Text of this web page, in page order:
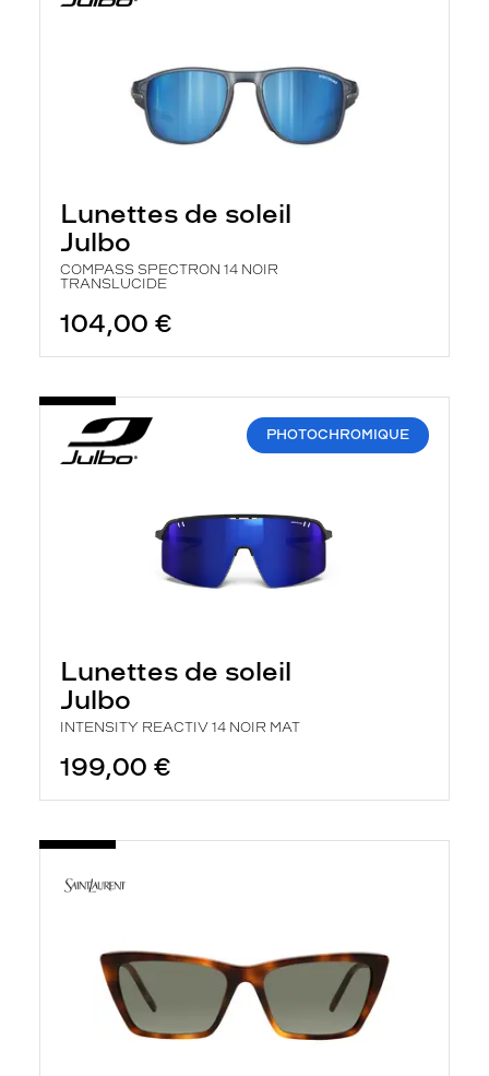
Lunettes de soleil
Julbo
COMPASS SPECTRON 14 NOIR
TRANSLUCIDE
104,00 €
PHOTOCHROMIQUE
Lunettes de soleil
Julbo
INTENSITY REACTIV 14 NOIR MAT
199,00 €